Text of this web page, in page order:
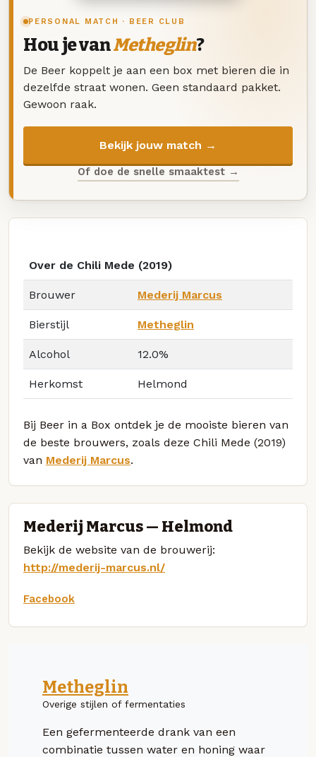
PERSONAL MATCH · BEER CLUB
Hou je vanMetheglin?
De Beer koppelt je aan een box met bieren die in
dezelfde straat wonen. Geen standaard pakket.
Gewoon raak.
Bekijk jouw match →
Of doe de snelle smaaktest →
Over de Chili Mede (2019)
Brouwer Mederij Marcus
Bierstijl Metheglin
Alcohol 12.0%
Herkomst Helmond
Bij Beer in a Box ontdek je de mooiste bieren van
de beste brouwers, zoals deze Chili Mede (2019)
van Mederij Marcus.
Mederij Marcus — Helmond
Bekijk de website van de brouwerij:
http://mederij-marcus.nl/
Facebook
Metheglin
Overige stijlen of fermentaties
Een gefermenteerde drank van een
combinatie tussen water en honing waar